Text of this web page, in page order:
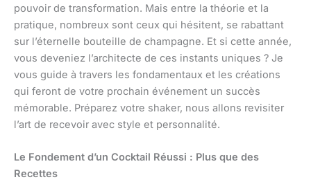
pouvoir de transformation. Mais entre la théorie et la
pratique, nombreux sont ceux qui hésitent, se rabattant
sur l’éternelle bouteille de champagne. Et si cette année,
vous deveniez l’architecte de ces instants uniques ? Je
vous guide à travers les fondamentaux et les créations
qui feront de votre prochain événement un succès
mémorable. Préparez votre shaker, nous allons revisiter
l’art de recevoir avec style et personnalité.
Le Fondement d’un Cocktail Réussi : Plus que des
Recettes